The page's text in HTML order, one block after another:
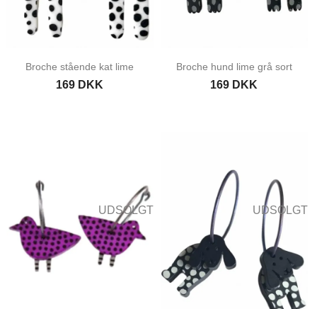
Broche stående kat lime
169 DKK
Broche hund lime grå sort
169 DKK
UDSOLGT UDSOLGT